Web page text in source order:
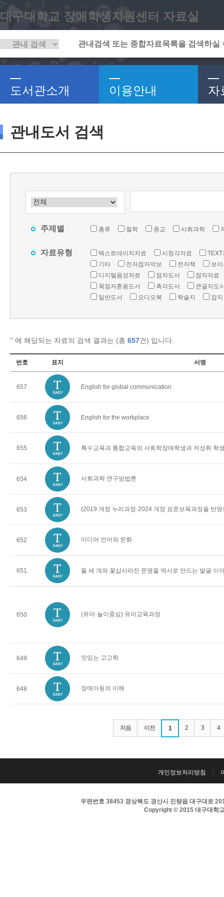
대구대학교 장애학생지원센터 자료실
도서관소개 이용안내 자
관내도서 검색
주제별 총류 철학 종교 사회과학
자료유형 텍스트데이지자료 시청각자료
TEXT
기타
전자점자악보 전자책
보
디지털음성자료
점자도서
점자자료
묵점자혼용도서
촉각도서
큰글자도
일반도서
오디오북 학술지 잡지
'' 에 해당되는 자료의 검색 결과는 (총 657건) 입니다.
번호 표지 서명
657 English for global communication
656 English for the workplace
655 특수교육과 통합교육의 사회학장애학생과 저성취 학
654 사회과학 연구방법론
653 (2019 개정 누리과정·2024 개정 표준보육과정을 반
652 미디어 언어와 문화
651 돌 세 개와 꽃삽사라진 문명을 역사로 만드는 발굴 이
650 (유아·놀이중심) 유아교육과정
649 맛있는 고고학
648 장애아동의 이해
처음 이전 1 2 3 4
개인정보처리방침
우편번호 38453 경상북도 경산시 진량읍 대구대로
Copyright © 2015 대구대학